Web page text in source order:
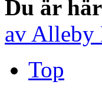
Du är
av Alleby
Top